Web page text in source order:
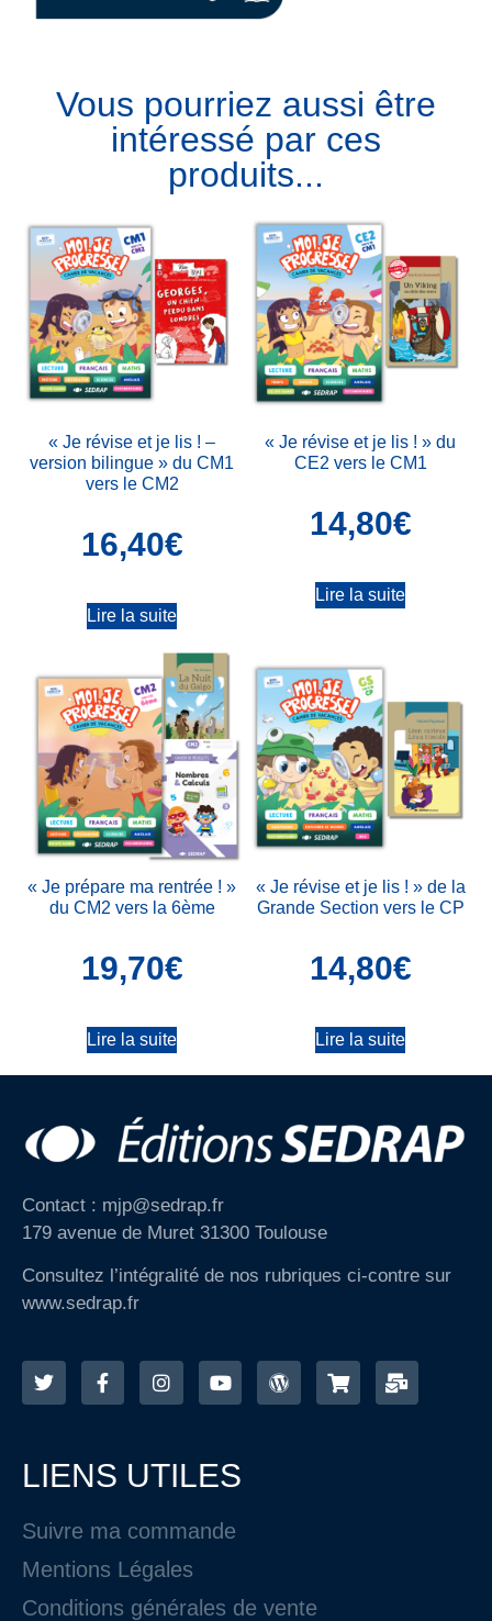
Vous pourriez aussi être
intéressé par ces
produits...
« Je révise et je lis ! –
version bilingue » du CM1
vers le CM2
16,40€
Lire la suite
« Je révise et je lis ! » du
CE2 vers le CM1
14,80€
Lire la suite
« Je prépare ma rentrée ! »
du CM2 vers la 6ème
19,70€
Lire la suite
« Je révise et je lis ! » de la
Grande Section vers le CP
14,80€
Lire la suite
Contact : mjp@sedrap.fr
179 avenue de Muret 31300 Toulouse
Consultez l’intégralité de nos rubriques ci-contre sur
www.sedrap.fr
LIENS UTILES
Suivre ma commande
Mentions Légales
Conditions générales de vente